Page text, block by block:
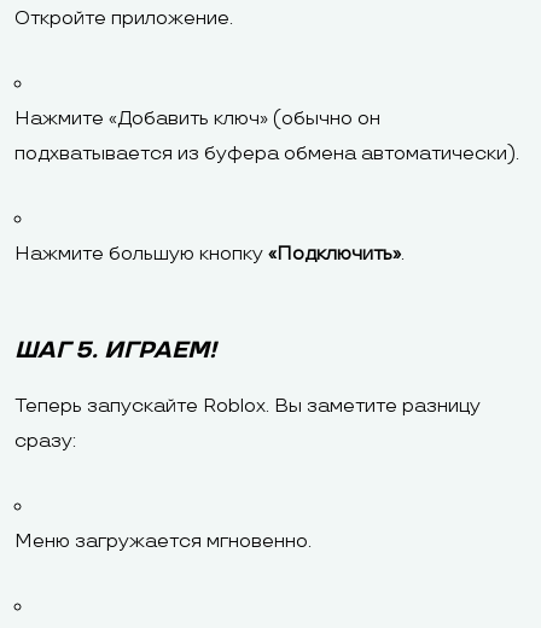
Откройте приложение.
Нажмите «Добавить ключ» (обычно он
подхватывается из буфера обмена автоматически).
Нажмите большую кнопку «Подключить».
ШАГ 5. ИГРАЕМ!
Теперь запускайте Roblox. Вы заметите разницу
сразу:
Меню загружается мгновенно.